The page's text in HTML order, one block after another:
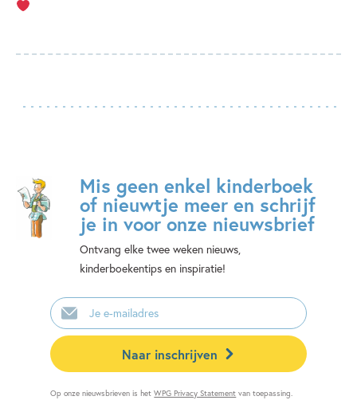
Mis geen enkel kinderboek
of nieuwtje meer en schrijf
je in voor onze nieuwsbrief
Ontvang elke twee weken nieuws,
kinderboekentips en inspiratie!
E-
mailadres
Naar inschrijven
Op onze nieuwsbrieven is hetWPG Privacy Statement van toepassing.